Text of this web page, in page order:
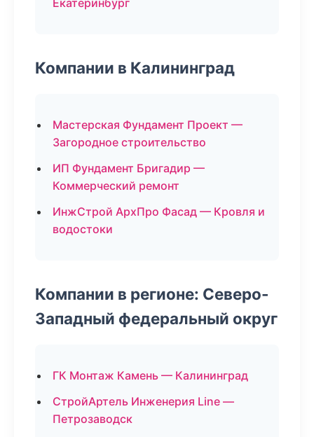
Екатеринбург
Компании в Калининград
Мастерская Фундамент Проект —
Загородное строительство
ИП Фундамент Бригадир —
Коммерческий ремонт
ИнжСтрой АрхПро Фасад — Кровля и
водостоки
Компании в регионе: Северо-
Западный федеральный округ
ГК Монтаж Камень — Калининград
СтройАртель Инженерия Line —
Петрозаводск